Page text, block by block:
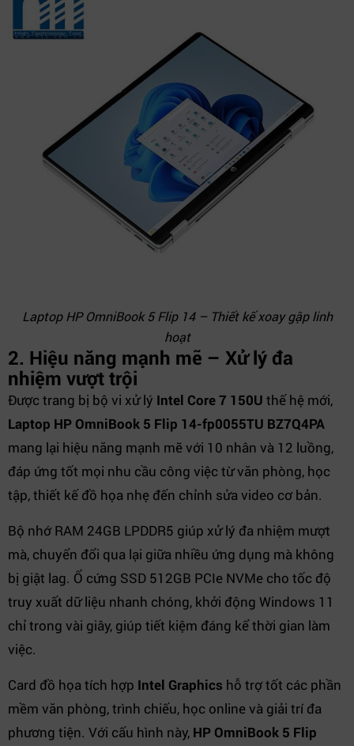
Laptop HP OmniBook 5 Flip 14 – Thiết kế xoay gập linh
hoạt
2. Hiệu năng mạnh mẽ – Xử lý đa
nhiệm vượt trội
Được trang bị bộ vi xử lý Intel Core 7 150U thế hệ mới,
Laptop HP OmniBook 5 Flip 14-fp0055TU BZ7Q4PA
mang lại hiệu năng mạnh mẽ với 10 nhân và 12 luồng,
đáp ứng tốt mọi nhu cầu công việc từ văn phòng, học
tập, thiết kế đồ họa nhẹ đến chỉnh sửa video cơ bản.
Bộ nhớ RAM 24GB LPDDR5 giúp xử lý đa nhiệm mượt
mà, chuyển đổi qua lại giữa nhiều ứng dụng mà không
bị giật lag. Ổ cứng SSD 512GB PCIe NVMe cho tốc độ
truy xuất dữ liệu nhanh chóng, khởi động Windows 11
chỉ trong vài giây, giúp tiết kiệm đáng kể thời gian làm
việc.
Card đồ họa tích hợp Intel Graphics hỗ trợ tốt các phần
mềm văn phòng, trình chiếu, học online và giải trí đa
phương tiện. Với cấu hình này, HP OmniBook 5 Flip